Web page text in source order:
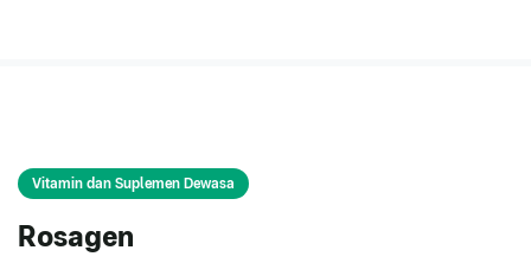
Vitamin dan Suplemen Dewasa
Rosagen